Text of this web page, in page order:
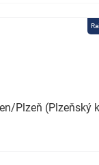
Plzeň (Plzeňský